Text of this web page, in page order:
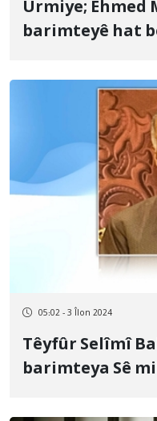
Urmiye; Ehmed
barimteyê hat
05:02 - 3 Îlon 2024
Têyfûr Selîmî
barimteya Sê